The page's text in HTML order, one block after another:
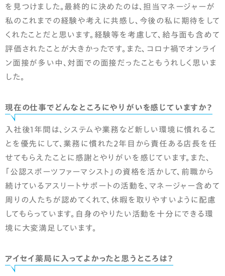
を見つけました。最終的に決めたのは、担当マネージャーが
私のこれまでの経験や考えに共感し、今後の私に期待をして
くれたことだと思います。経験等を考慮して、給与面も含めて
評価されたことが大きかったです。また、コロナ禍でオンライ
ン面接が多い中、対面での面接だったこともうれしく思いま
した。
現在の仕事でどんなところにやりがいを感じていますか？
入社後1年間は、システムや業務など新しい環境に慣れるこ
とを優先にして、業務に慣れた2年目から責任ある店長を任
せてもらえたことに感謝とやりがいを感じています。また、
「公認スポーツファーマシスト」の資格を活かして、前職から
続けているアスリートサポートの活動を、マネージャー含めて
周りの人たちが認めてくれて、休暇を取りやすいように配慮
してもらっています。自身のやりたい活動を十分にできる環
境に大変満足しています。
アイセイ薬局に入ってよかったと思うところは？